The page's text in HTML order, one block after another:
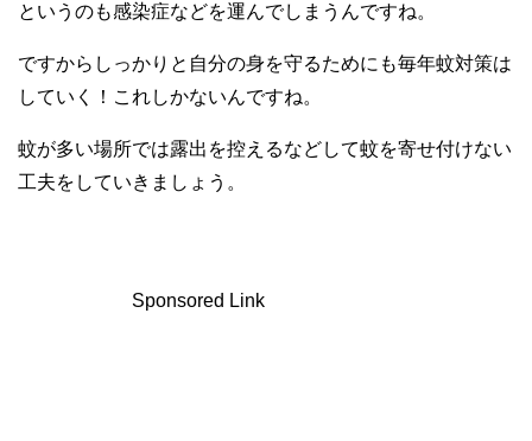
というのも感染症などを運んでしまうんですね。
ですからしっかりと自分の身を守るためにも毎年蚊対策は
していく！これしかないんですね。
蚊が多い場所では露出を控えるなどして蚊を寄せ付けない
工夫をしていきましょう。
Sponsored Link